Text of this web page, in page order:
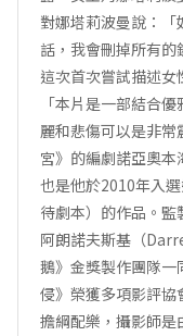
對娜塔莉波曼說：
話，我會刪掉所有的
這次首次嘗試描述女
「本片是一部結合
麗和悲傷可以是非
宮》的編劇諾亞奧
也是他於2010年入
待劇本）的作品。
阿朗諾夫斯基（
鵝》金獎製作團隊一
侵》榮獲多項影評協
擔綱配樂，攝影師是